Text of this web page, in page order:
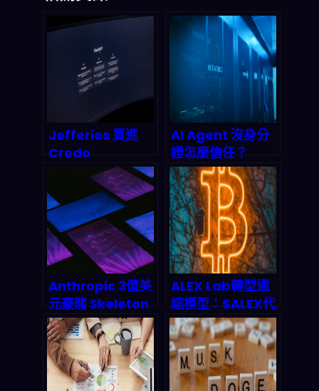
Jefferies 買進
Credo
Technology（C
RDO）目標價 175
美元：AI 日內交易
平台背後，2026
產業鏈到底在押什
麼？
AI Agent 沒身分
證怎麼信任？
Infoblox與
GoDaddy聯手打
造DNS身份驗證新
標準，終結代理人
偽造與數據污染亂
象
Anthropic 3億美
元豪賭 Skeleton
Key：為何
developer 被迫
重新選邊站？
ALEX Lab轉型通
縮模型：$ALEX代
幣回購燒毀機制與
2026年Stacks生
態價值前景